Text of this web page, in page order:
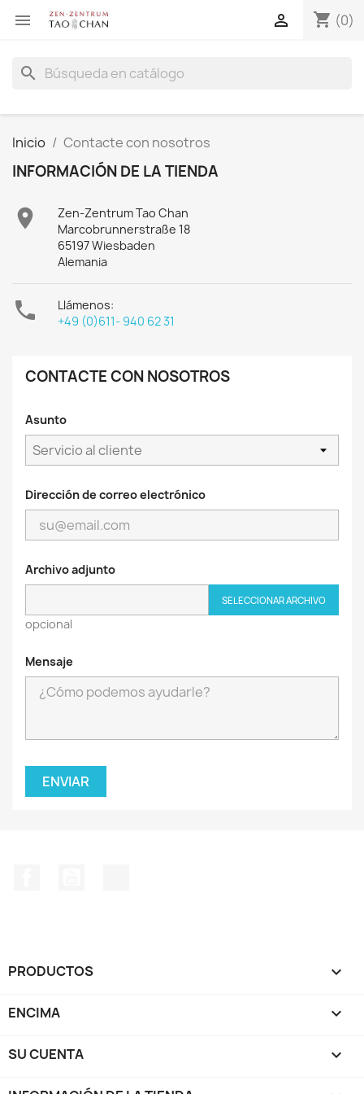
 shopping_cart (0)

search
Inicio Contacte con nosotros
INFORMACIÓN DE LA TIENDA

Zen-Zentrum Tao Chan
Marcobrunnerstraße 18
65197 Wiesbaden
Alemania

Llámenos:
+49 (0)611- 940 62 31
CONTACTE CON NOSOTROS
Asunto
Dirección de correo electrónico
Archivo adjunto
SELECCIONAR ARCHIVO
opcional
Mensaje
PRODUCTOS 
ENCIMA 
SU CUENTA 